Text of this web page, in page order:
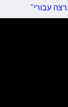
עבורי"